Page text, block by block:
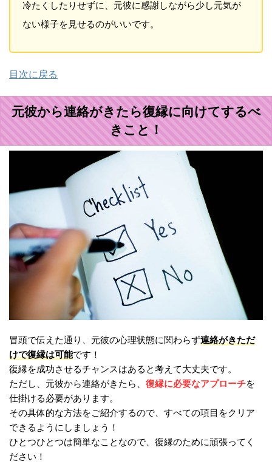
冷たくしたりせずに、元彼に感謝しながら少し元気が
ない様子を見せるのがいいです。
目次に戻る
元彼から連絡がきたら復縁に向けてするべ
きこと！
冒頭で伝えた通り、元彼の心理状態に関わらず連絡がきただ
けで復縁は可能です！
復縁を成功させるチャンスはあると考えて大丈夫です。
ただし、元彼から連絡がきたら、 復縁に必要なアプローチを
仕掛ける必要があります。
その具体的な方法をご紹介するので、すべての項目をクリア
できるようにしましょう！
ひとつひとつは簡単なことなので、復縁のために頑張ってく
ださい！